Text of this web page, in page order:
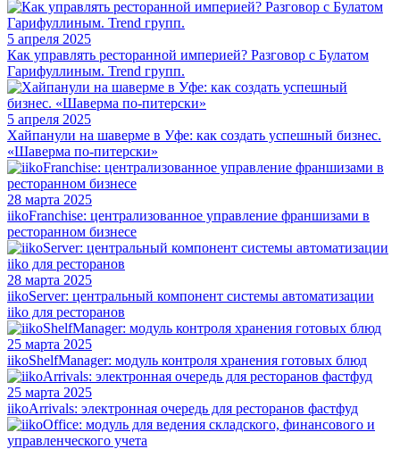
5 апреля 2025
Как управлять ресторанной империей? Разговор с Булатом
Гарифуллиным. Trend групп.
5 апреля 2025
Хайпанули на шаверме в Уфе: как создать успешный бизнес.
«Шаверма по-питерски»
28 марта 2025
iikoFranchise: централизованное управление франшизами в
ресторанном бизнесе
28 марта 2025
iikoServer: центральный компонент системы автоматизации
iiko для ресторанов
25 марта 2025
iikoShelfManager: модуль контроля хранения готовых блюд
25 марта 2025
iikoArrivals: электронная очередь для ресторанов фастфуд